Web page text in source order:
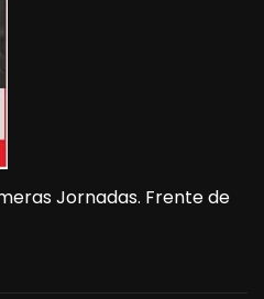
Jornadas. Frente de